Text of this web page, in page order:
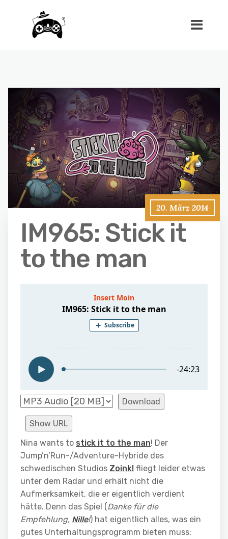
20. März 2014
IM965: Stick it
to the man
Download
Show URL
Nina wants to stick it to the man! Der
Jump’n’Run-/Adventure-Hybride des
schwedischen Studios Zoink! fliegt leider etwas
unter dem Radar und erhält nicht die
Aufmerksamkeit, die er eigentlich verdient
hätte. Denn das Spiel (Danke für die
Empfehlung, Nille!) hat eigentlich alles, was ein
gutes Unterhaltungsprogramm bieten muss: